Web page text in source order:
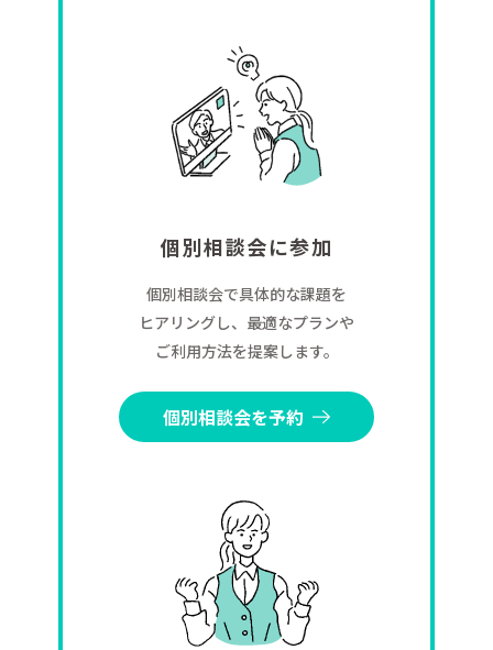
個別相談会に参加
個別相談会で具体的な課題を
ヒアリングし、最適なプランや
ご利用方法を提案します。
個別相談会を予約